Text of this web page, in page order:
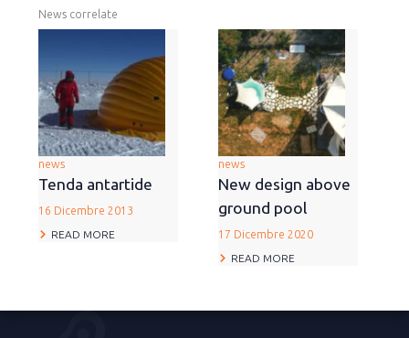
News correlate
news
Tenda antartide
16 Dicembre 2013
READ MORE
news
New design above
ground pool
17 Dicembre 2020
READ MORE